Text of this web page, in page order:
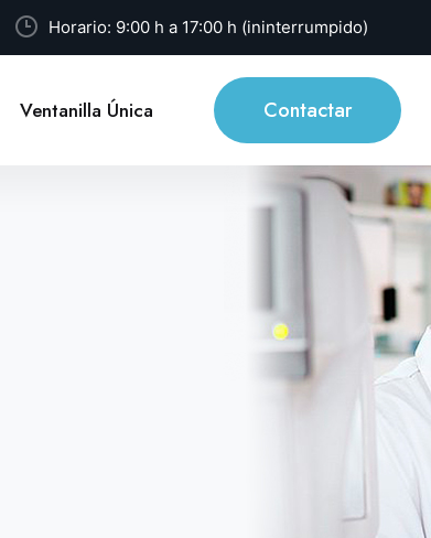
Horario: 9:00 h a 17:00 h (ininterrumpido)
Ventanilla Única Contactar